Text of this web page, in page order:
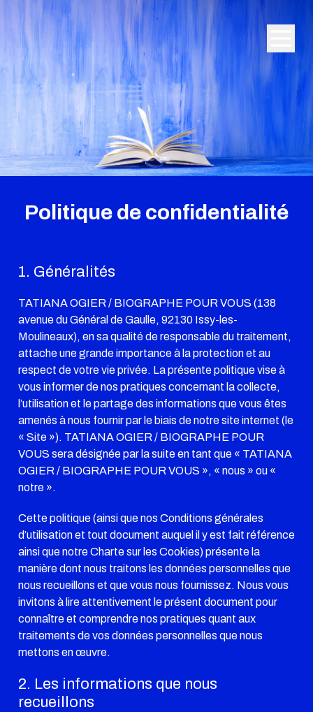
Politique de confidentialité
1. Généralités
TATIANA OGIER / BIOGRAPHE POUR VOUS (138
avenue du Général de Gaulle, 92130 Issy-les-
Moulineaux), en sa qualité de responsable du traitement,
attache une grande importance à la protection et au
respect de votre vie privée. La présente politique vise à
vous informer de nos pratiques concernant la collecte,
l’utilisation et le partage des informations que vous êtes
amenés à nous fournir par le biais de notre site internet (le
« Site »). TATIANA OGIER / BIOGRAPHE POUR
VOUS sera désignée par la suite en tant que « TATIANA
OGIER / BIOGRAPHE POUR VOUS », « nous » ou «
notre ».
Cette politique (ainsi que nos Conditions générales
d’utilisation et tout document auquel il y est fait référence
ainsi que notre Charte sur les Cookies) présente la
manière dont nous traitons les données personnelles que
nous recueillons et que vous nous fournissez. Nous vous
invitons à lire attentivement le présent document pour
connaître et comprendre nos pratiques quant aux
traitements de vos données personnelles que nous
mettons en œuvre.
2. Les informations que nous
recueillons